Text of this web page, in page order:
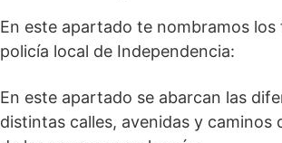
En este apartado te nombramos
policía local de Independencia:
En este apartado se abarcan las
distintas calles, avenidas y